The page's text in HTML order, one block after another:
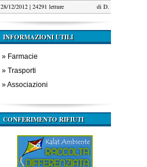
28/12/2012 | 24291 letture di D.
INFORMAZIONI UTILI
» Farmacie
» Trasporti
»Associazioni
CONFERIMENTO RIFIUTI